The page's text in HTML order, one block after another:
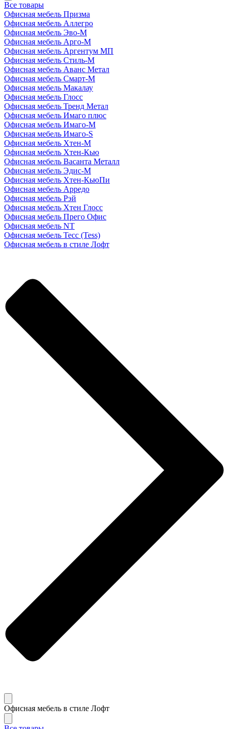
Все товары
Офисная мебель Призма
Офисная мебель Аллегро
Офисная мебель Эво-M
Офисная мебель Арго-М
Офисная мебель Аргентум МП
Офисная мебель Стиль-М
Офисная мебель Аванс Метал
Офисная мебель Смарт-М
Офисная мебель Макалау
Офисная мебель Глосс
Офисная мебель Тренд Метал
Офисная мебель Имаго плюс
Офисная мебель Имаго-М
Офисная мебель Имаго-S
Офисная мебель Хтен-M
Офисная мебель Хтен-Кью
Офисная мебель Васанта Металл
Офисная мебель Эдис-M
Офисная мебель Хтен-КьюПи
Офисная мебель Арредо
Офисная мебель Рэй
Офисная мебель Хтен Глосс
Офисная мебель Прего Офис
Офисная мебель NT
Офисная мебель Тесс (Tess)
Офисная мебель в стиле Лофт
Офисная мебель в стиле Лофт